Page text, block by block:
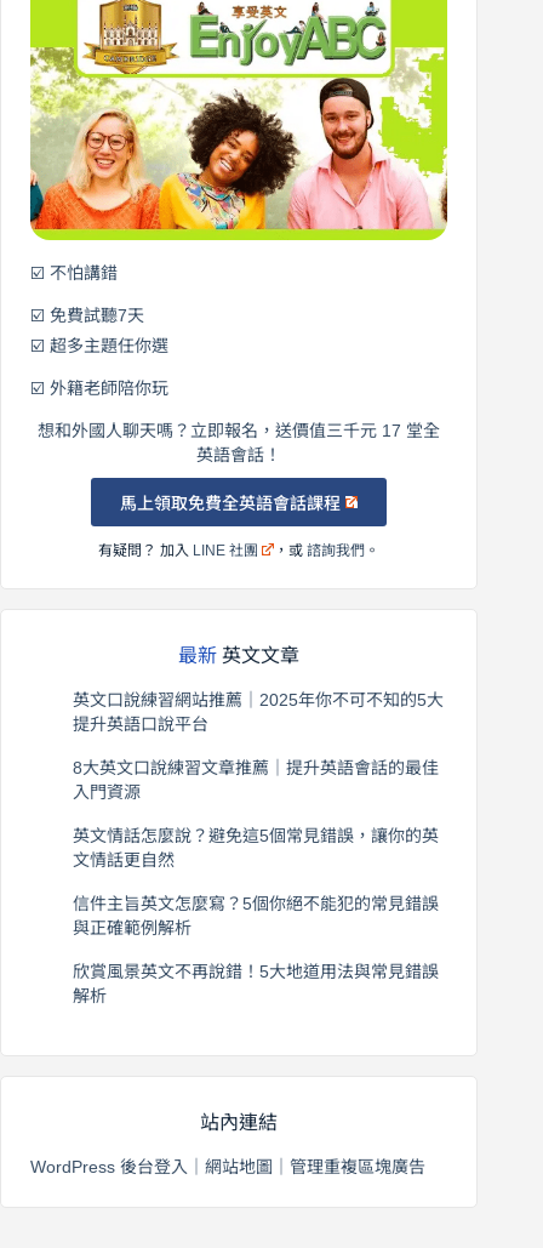
元
英
語！
☑️ 不怕講錯
☑️ 免費試聽7天
☑️ 超多主題任你選
☑️ 外籍老師陪你玩
想和外國人聊天嗎？立即報名，送價值三千元 17 堂全
英語會話！
馬上領取免費全英語會話課程
有疑問？ 加入 LINE 社團 ，或諮詢我們 。
最新 英文文章
英文口說練習網站推薦｜2025年你不可不知的5大
提升英語口說平台
8大英文口說練習文章推薦｜提升英語會話的最佳
入門資源
英文情話怎麼說？避免這5個常見錯誤，讓你的英
文情話更自然
信件主旨英文怎麼寫？5個你絕不能犯的常見錯誤
與正確範例解析
欣賞風景英文不再說錯！5大地道用法與常見錯誤
解析
站內連結
WordPress 後台登入 網站地圖 管理重複區塊廣告